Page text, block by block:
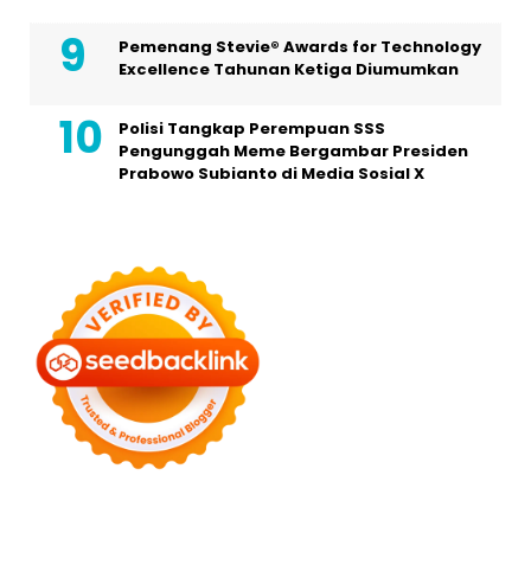
Pemenang Stevie® Awards for Technology
Excellence Tahunan Ketiga Diumumkan
Polisi Tangkap Perempuan SSS
Pengunggah Meme Bergambar Presiden
Prabowo Subianto di Media Sosial X